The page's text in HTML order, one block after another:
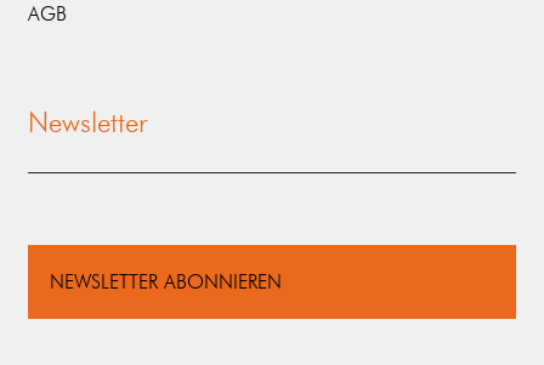
AGB
Newsletter
NEWSLETTER ABONNIEREN